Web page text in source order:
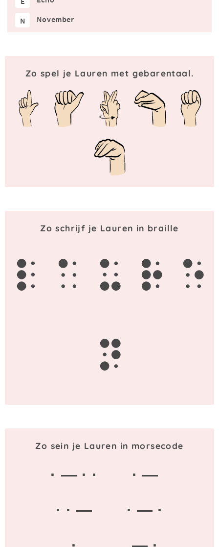
N November
Zo spel je Lauren met gebarentaal.
Zo schrijf je Lauren in braille
l a u r e
n
Zo sein je Lauren in morsecode
· — · ·
· —
· · —
· — ·